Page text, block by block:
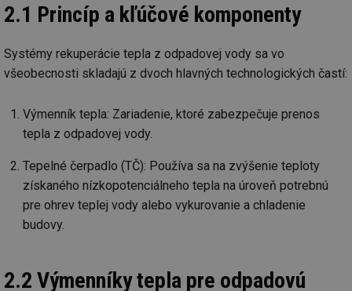
2.1 Princíp a kľúčové komponenty
Systémy rekuperácie tepla z odpadovej vody sa vo
všeobecnosti skladajú z dvoch hlavných technologických častí:
Výmenník tepla: Zariadenie, ktoré zabezpečuje prenos
tepla z odpadovej vody.
Tepelné čerpadlo (TČ): Používa sa na zvýšenie teploty
získaného nízkopotenciálneho tepla na úroveň potrebnú
pre ohrev teplej vody alebo vykurovanie a chladenie
budovy.
2.2 Výmenníky tepla pre odpadovú